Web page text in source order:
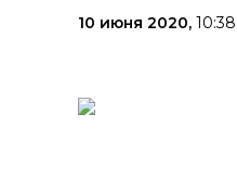
10 июня 2020, 10:38